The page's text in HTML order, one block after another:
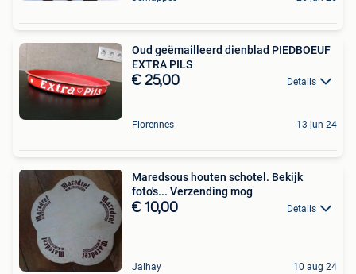
Oud geëmailleerd dienblad PIEDBOEUF
EXTRA PILS
€ 25,00 Details
Florennes 13 jun 24
Maredsous houten schotel. Bekijk
foto's... Verzending mog
€ 10,00 Details
Jalhay 10 aug 24